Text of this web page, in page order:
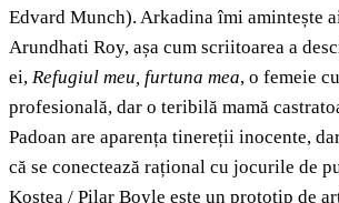
Edvard Munch). Arkadina îmi amintește
Arundhati Roy, așa cum scriitoarea a
ei, Refugiul meu, furtuna mea, o femeie
profesională, dar o teribilă mamă
Padoan are aparența tinereții inocente,
că se conectează rațional cu jocurile de
Kostea / Pilar Boyle este un prototip de